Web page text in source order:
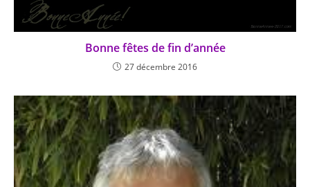
Bonne fêtes de fin d’année
27 décembre 2016